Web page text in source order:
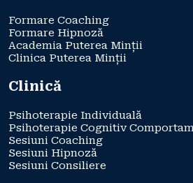
Formare Coaching
Formare Hipnoză
Academia Puterea Minții
Clinica Puterea Minții
Clinică
Psihoterapie Individuală
Psihoterapie Cognitiv
Sesiuni Coaching
Sesiuni Hipnoză
Sesiuni Consiliere